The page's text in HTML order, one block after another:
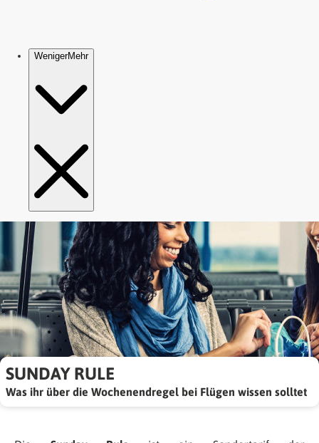
SUNDAY RULE
Was ihr über die Wochenendregel bei Flügen wissen solltet